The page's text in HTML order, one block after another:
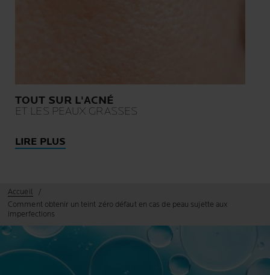
TOUT SUR L'ACNÉ
ET LES PEAUX GRASSES
LIRE PLUS
Accueil
Comment obtenir un teint zéro défaut en cas de peau sujette aux
imperfections